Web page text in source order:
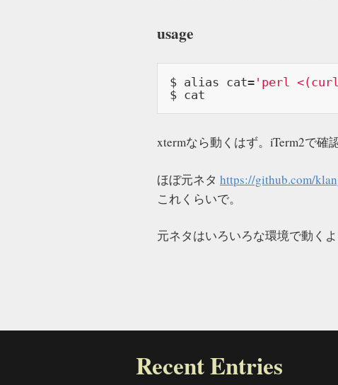
usage
$ alias cat= 'perl <(curl
$ cat
xtermなら動くはず。iTerm2で確
ほぼ元ネタ https://github.com/
これくらいで。
元ネタはいろいろな環境で動く
Recent Entries